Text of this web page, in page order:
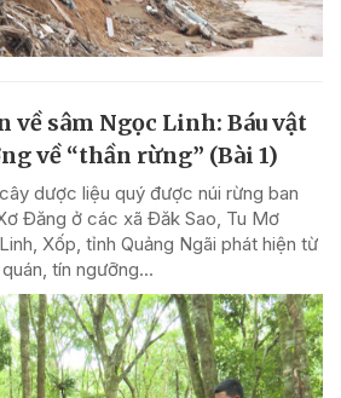
về sâm Ngọc Linh: Báu vật
về “thần rừng” (Bài 1)
dược liệu quý được núi rừng ban
Đăng ở các xã Đăk Sao, Tu Mơ
Xốp, tỉnh Quảng Ngãi phát hiện từ
tín ngưỡng...